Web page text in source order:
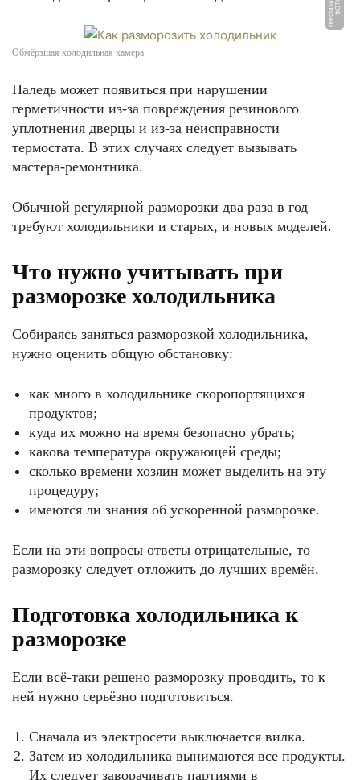
Ф
О
Т
О:
m
e
di
a
s
u
b
s.
r
Обмёрзшая холодильная камера
Наледь может появиться при нарушении
герметичности из-за повреждения резинового
уплотнения дверцы и из-за неисправности
термостата. В этих случаях следует вызывать
мастера-ремонтника.
Обычной регулярной разморозки два раза в год
требуют холодильники и старых, и новых моделей.
Что нужно учитывать при
разморозке холодильника
Собираясь заняться разморозкой холодильника,
нужно оценить общую обстановку:
как много в холодильнике скоропортящихся
продуктов;
куда их можно на время безопасно убрать;
какова температура окружающей среды;
сколько времени хозяин может выделить на эту
процедуру;
имеются ли знания об ускоренной разморозке.
Если на эти вопросы ответы отрицательные, то
разморозку следует отложить до лучших времён.
Подготовка холодильника к
разморозке
Если всё-таки решено разморозку проводить, то к
ней нужно серьёзно подготовиться.
Сначала из электросети выключается вилка.
Затем из холодильника вынимаются все продукты.
Их следует заворачивать партиями в